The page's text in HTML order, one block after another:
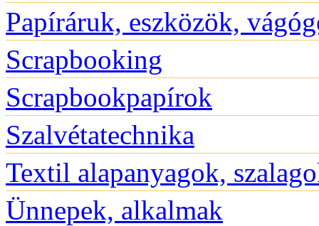
Papíráruk, eszközök,
Scrapbooking
Scrapbookpapírok
Szalvétatechnika
Textil alapanyagok,
Ünnepek, alkalmak